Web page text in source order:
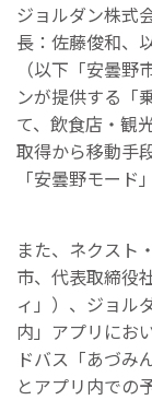
ジョルダン株式
長：佐藤俊和、
（以下「安曇
ンが提供する「
て、飲食店・観
取得から移動手
「安曇野モード
また、ネクスト
市、代表取締役
ィ」）、ジョル
内」アプリにお
ドバス「あづみ
とアプリ内での